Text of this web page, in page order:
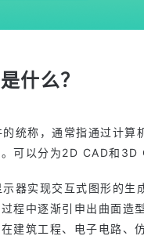
什么？
统称，通常指通过计算
可以分为2D CAD和3D
器实现交互式图形的生
程中逐渐引申出曲面造
建筑工程、电子电路、